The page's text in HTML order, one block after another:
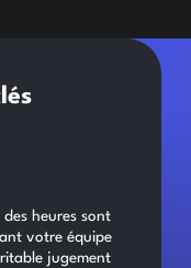
heures sont
votre équipe
jugement